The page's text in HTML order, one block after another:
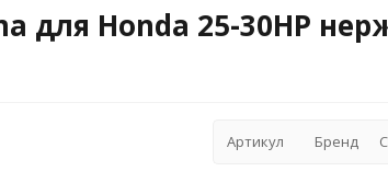
для Honda 25-30HP
Артикул Бренд